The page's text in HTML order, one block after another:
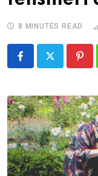
8 MINUTES READ